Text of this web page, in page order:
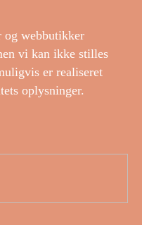
og webbutikker
vi kan ikke stilles
er realiseret
oplysninger.